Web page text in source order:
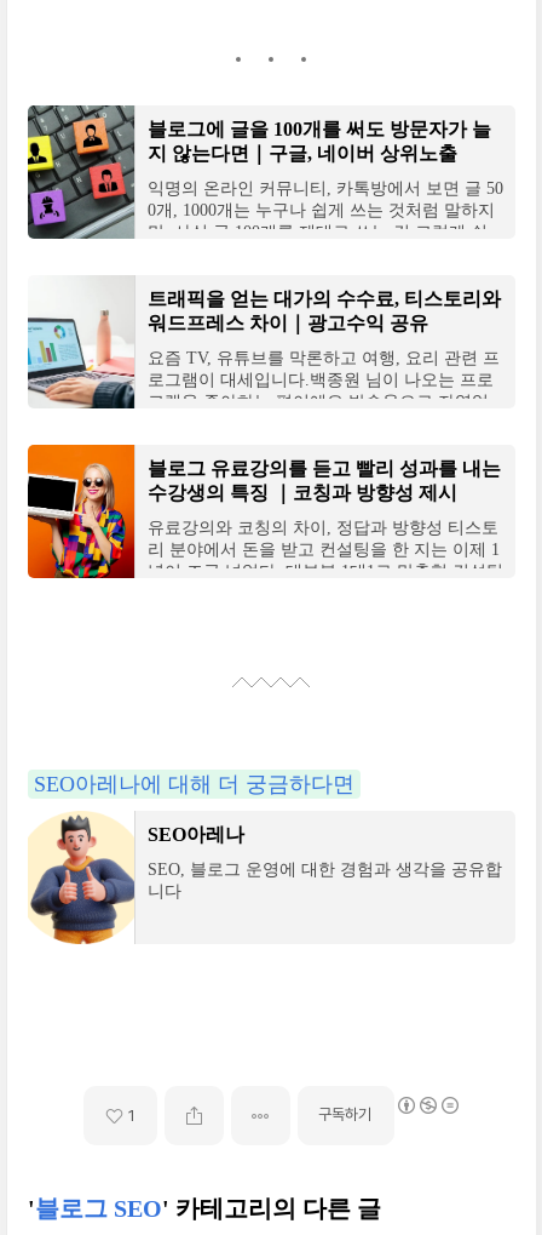
블로그에 글을 100개를 써도 방문자가 늘
지 않는다면｜구글, 네이버 상위노출
익명의 온라인 커뮤니티, 카톡방에서 보면 글 50
0개, 1000개는 누구나 쉽게 쓰는 것처럼 말하지
만, 사실 글 100개를 제대로 쓰는 건 그렇게 쉬
트래픽을 얻는 대가의 수수료, 티스토리와
워드프레스 차이｜광고수익 공유
요즘 TV, 유튜브를 막론하고 여행, 요리 관련 프
로그램이 대세입니다.백종원 님이 나오는 프로
그램을 좋아하는 편이에요.방송용으로 자영업
블로그 유료강의를 듣고 빨리 성과를 내는
수강생의 특징 ｜코칭과 방향성 제시
유료강의와 코칭의 차이, 정답과 방향성 티스토
리 분야에서 돈을 받고 컨설팅을 한 지는 이제 1
년이 조금 넘었다. 대부분 1대1로 맞춤형 컨설팅
SEO아레나에 대해 더 궁금하다면
SEO아레나
SEO, 블로그 운영에 대한 경험과 생각을 공유합
니다
1 구독하기
'블로그 SEO' 카테고리의 다른 글